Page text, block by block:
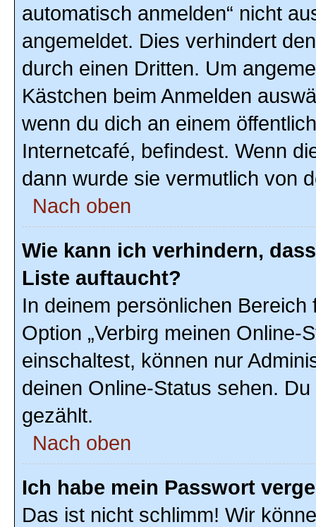
automatisch anmelden“ nicht
angemeldet. Dies verhindert
durch einen Dritten. Um
Kästchen beim Anmelden
wenn du dich an einem
Internetcafé, befindest. Wenn
dann wurde sie vermutlich von
Nach oben
Wie kann ich verhindern,
Liste auftaucht?
In deinem persönlichen
Option „Verbirg meinen Online-
einschaltest, können nur
deinen Online-Status sehen.
gezählt.
Nach oben
Ich habe mein Passwort
Das ist nicht schlimm! Wir